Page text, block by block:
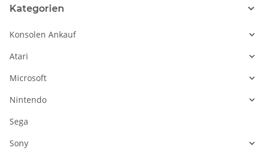
Kategorien
Konsolen Ankauf
Atari
Microsoft
Nintendo
Sega
Sony